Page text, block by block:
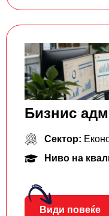
Бизнис
Сектор:
Ниво на
Види повеќе